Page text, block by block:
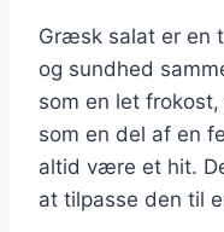
Græsk salat er en
og sundhed
som en let
som en del af en
altid være et hit.
at tilpasse den til